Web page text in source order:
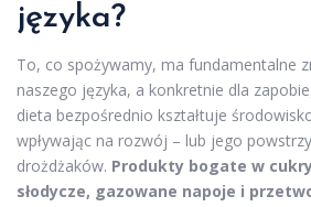
języka?
To, co spożywamy, ma fundamentalne
naszego języka, a konkretnie dla
dieta bezpośrednio kształtuje
wpływając na rozwój – lub jego
drożdżaków. Produkty bogate w
słodycze, gazowane napoje i